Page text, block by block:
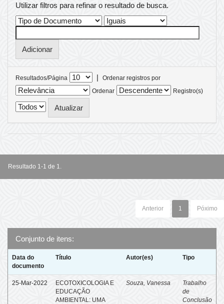
Utilizar filtros para refinar o resultado de busca.
Resultados/Página |
Ordenar registros por
Ordenar
Registro(s)
Resultado 1-1 de 1.
Anterior 1 Póximo
Conjunto de itens:
Data do
documento
Título Autor(es) Tipo
25-Mar-2022
ECOTOXICOLOGIA E
EDUCAÇÃO
AMBIENTAL: UMA
Souza, Vanessa
Trabalho
de
Conclusão